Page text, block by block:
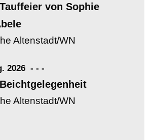
von Sophie
Altenstadt/WN
2026 - - -
Altenstadt/WN